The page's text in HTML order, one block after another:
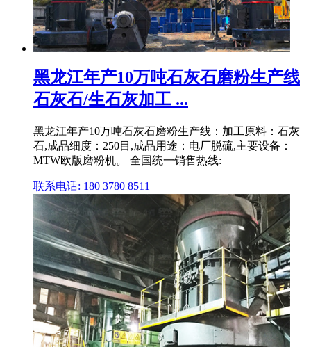
黑龙江年产10万吨石灰石磨粉生产线
石灰石/生石灰加工 ...
黑龙江年产10万吨石灰石磨粉生产线：加工原料：石灰
石,成品细度：250目,成品用途：电厂脱硫,主要设备：
MTW欧版磨粉机。 全国统一销售热线:
联系电话: 180 3780 8511